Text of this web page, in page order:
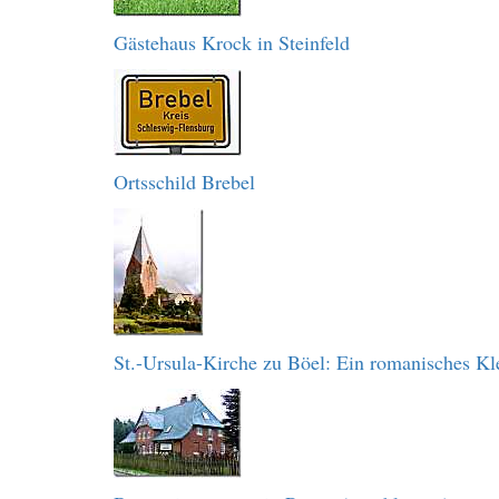
Gästehaus Krock in Steinfeld
Ortsschild Brebel
St.-Ursula-Kirche zu Böel: Ein romanisches